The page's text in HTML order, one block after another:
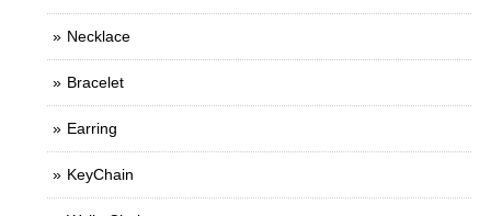
Necklace
Bracelet
Earring
KeyChain